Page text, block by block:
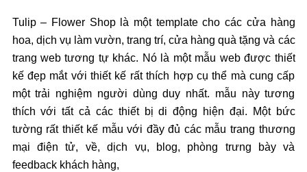
Tulip – Flower Shop là một template cho các cửa hàng
hoa, dịch vụ làm vườn, trang trí, cửa hàng quà tặng và các
trang web tương tự khác. Nó là một mẫu web được thiết
kế đẹp mắt với thiết kế rất thích hợp cụ thể mà cung cấp
một trải nghiệm người dùng duy nhất. mẫu này tương
thích với tất cả các thiết bị di động hiện đại. Một bức
tường rất thiết kế mẫu với đầy đủ các mẫu trang thương
mại điện tử, về, dịch vụ, blog, phòng trưng bày và
feedback khách hàng,